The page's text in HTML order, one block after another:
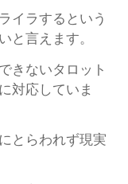
イラするという
と言えます。
きないタロット
対応していま
とらわれず現実